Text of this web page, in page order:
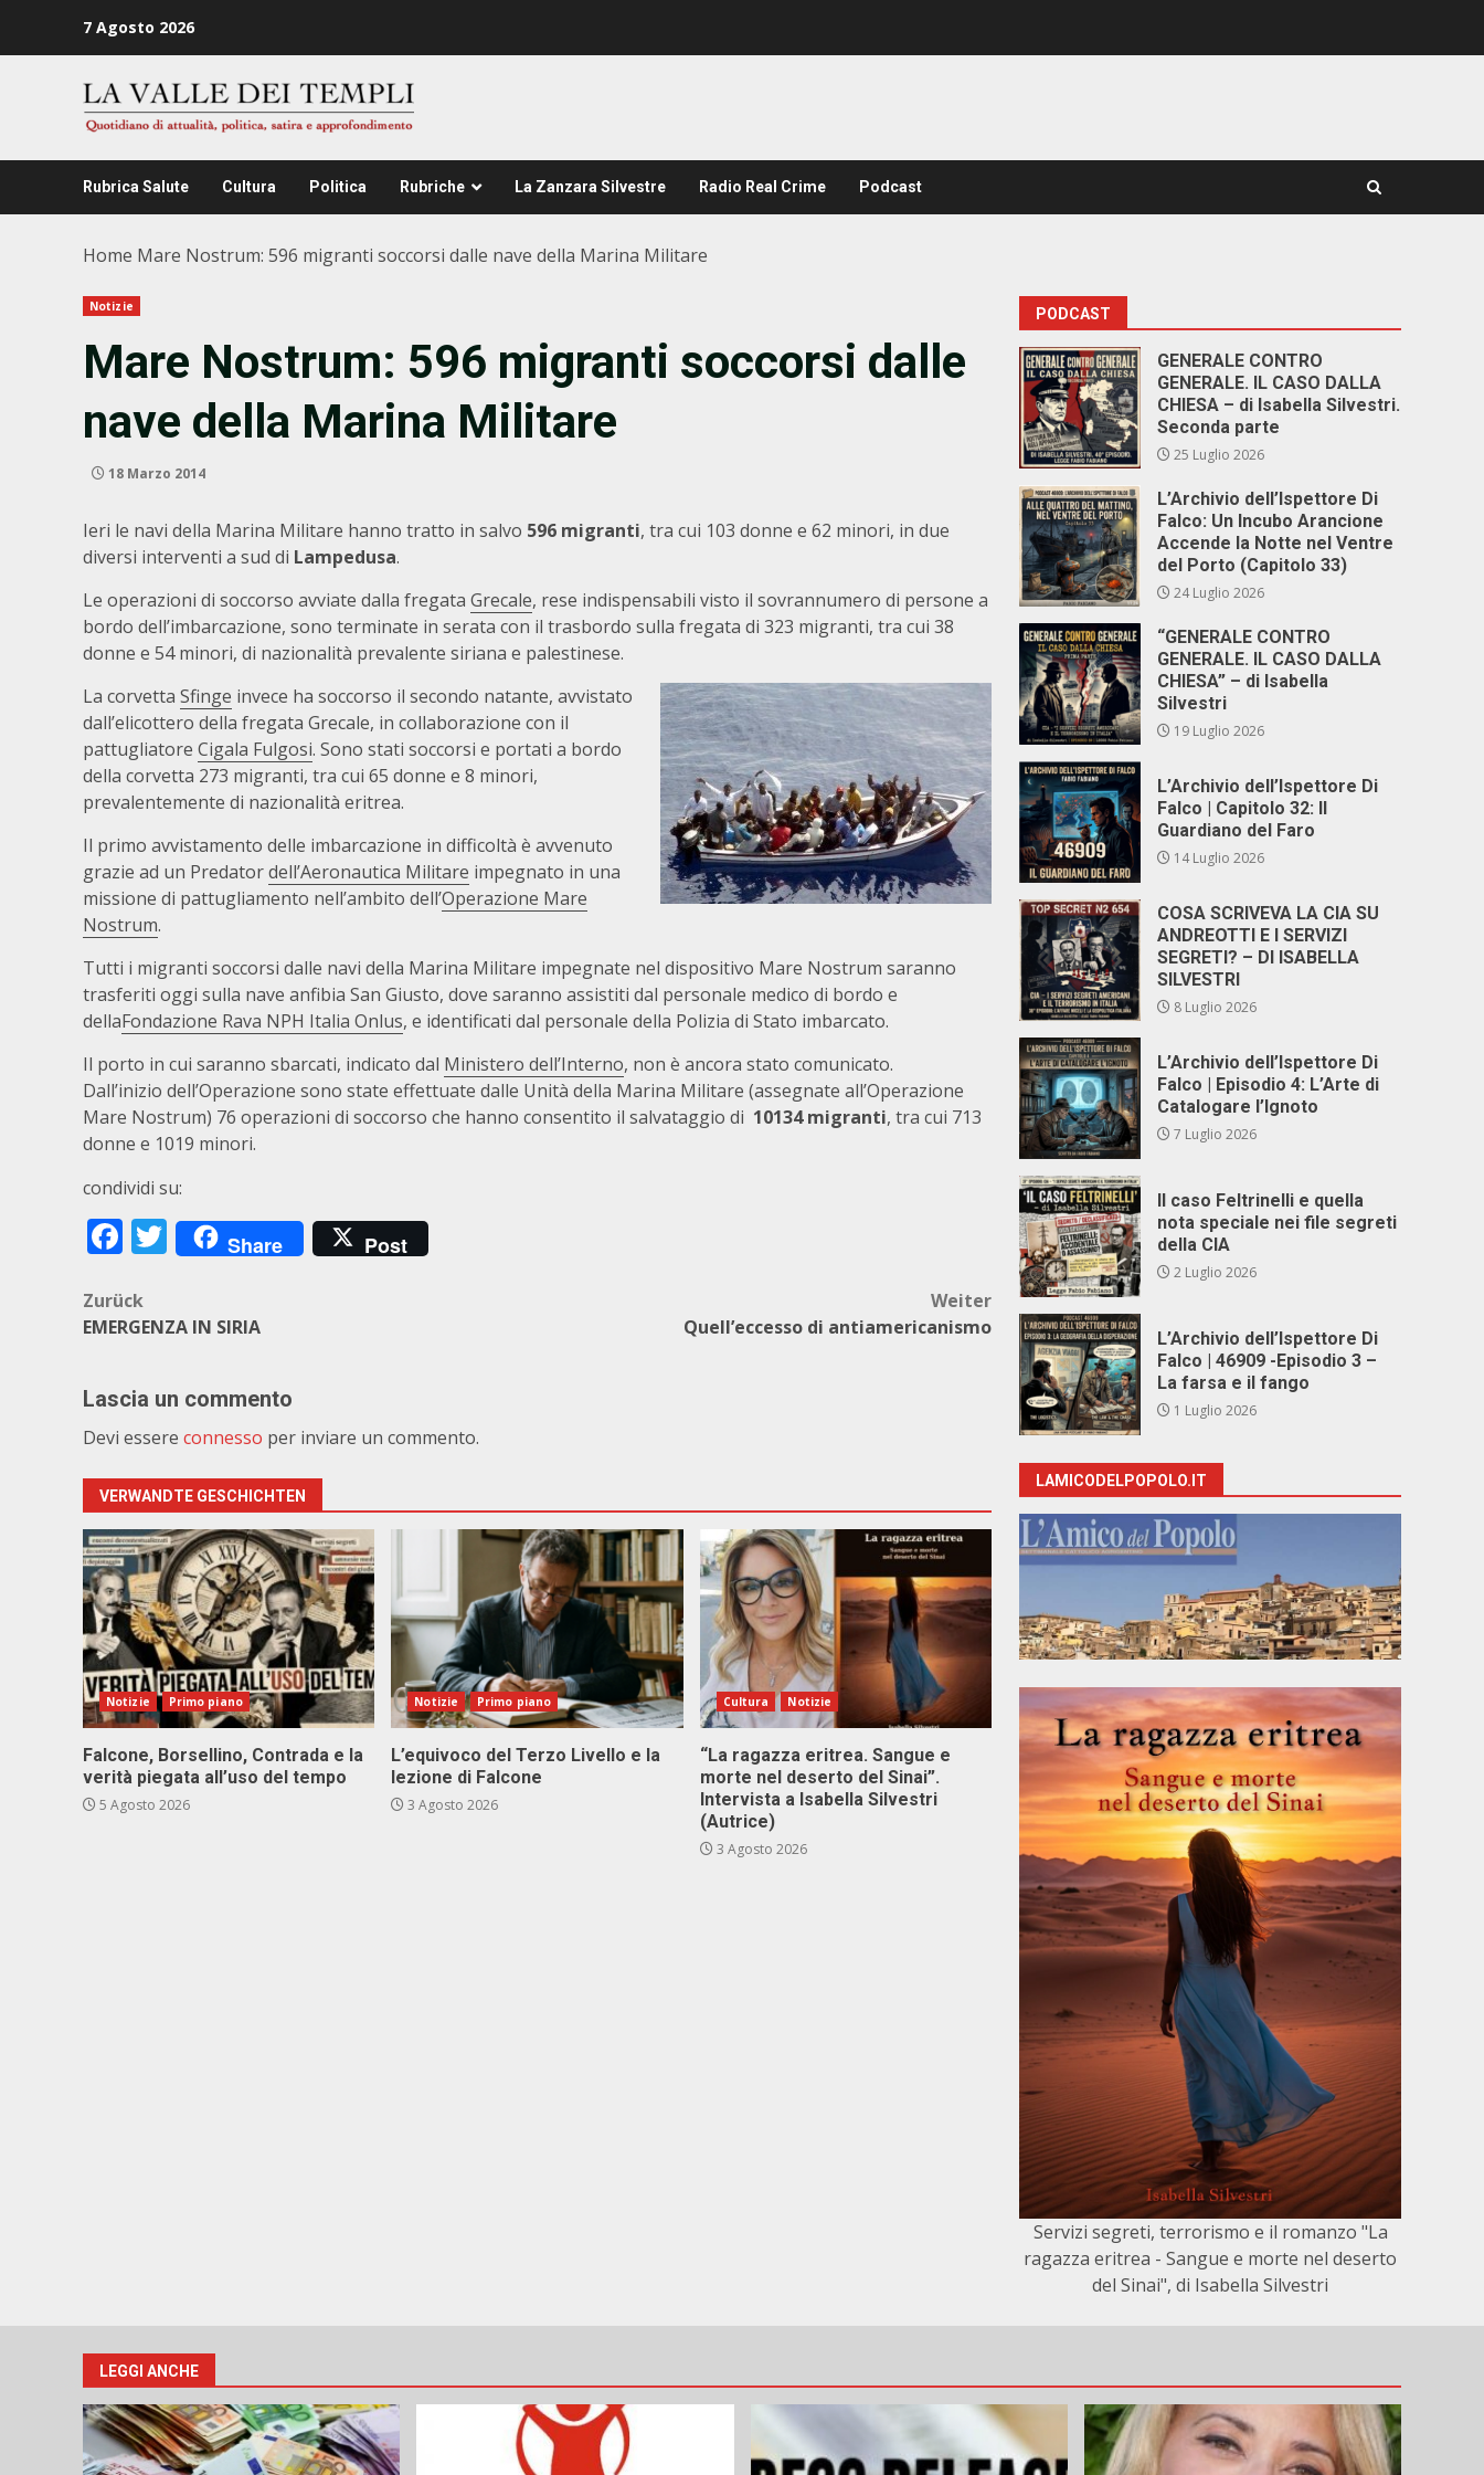
7 Agosto 2026
Rubrica Salute Cultura Politica Rubriche La Zanzara Silvestre Radio Real Crime Podcast
Home Mare Nostrum: 596 migranti soccorsi dalle nave della Marina Militare
Notizie
Mare Nostrum: 596 migranti soccorsi dalle
nave della Marina Militare
18 Marzo 2014
Ieri le navi della Marina Militare hanno tratto in salvo 596 migranti, tra cui 103 donne e 62 minori, in due
diversi interventi a sud di Lampedusa.
Le operazioni di soccorso avviate dalla fregata Grecale, rese indispensabili visto il sovrannumero di persone a
bordo dell’imbarcazione, sono terminate in serata con il trasbordo sulla fregata di 323 migranti, tra cui 38
donne e 54 minori, di nazionalità prevalente siriana e palestinese.
La corvetta Sfinge invece ha soccorso il secondo natante, avvistato
dall’elicottero della fregata Grecale, in collaborazione con il
pattugliatore Cigala Fulgosi. Sono stati soccorsi e portati a bordo
della corvetta 273 migranti, tra cui 65 donne e 8 minori,
prevalentemente di nazionalità eritrea.
Il primo avvistamento delle imbarcazione in difficoltà è avvenuto
grazie ad un Predatordell’Aeronautica Militare impegnato in una
missione di pattugliamento nell’ambito dell’Operazione Mare
Nostrum.
Tutti i migranti soccorsi dalle navi della Marina Militare impegnate nel dispositivo Mare Nostrum saranno
trasferiti oggi sulla nave anfibia San Giusto, dove saranno assistiti dal personale medico di bordo e
dellaFondazione Rava NPH Italia Onlus, e identificati dal personale della Polizia di Stato imbarcato.
Il porto in cui saranno sbarcati, indicato dal Ministero dell’Interno, non è ancora stato comunicato.
Dall’inizio dell’Operazione sono state effettuate dalle Unità della Marina Militare (assegnate all’Operazione
Mare Nostrum) 76 operazioni di soccorso che hanno consentito il salvataggio di 10134 migranti, tra cui 713
donne e 1019 minori.
condividi su:
Facebook
Twitter
Share Post
Beitragsnavigation
Zurück
EMERGENZA IN SIRIA
Weiter
Quell’eccesso di antiamericanismo
Lascia un commento
Devi essere connesso per inviare un commento.
VERWANDTE GESCHICHTEN
Notizie Primo piano
Falcone, Borsellino, Contrada e la
verità piegata all’uso del tempo
5 Agosto 2026
Notizie Primo piano
L’equivoco del Terzo Livello e la
lezione di Falcone
3 Agosto 2026
Cultura Notizie
“La ragazza eritrea. Sangue e
morte nel deserto del Sinai”.
Intervista a Isabella Silvestri
(Autrice)
3 Agosto 2026
PODCAST
GENERALE CONTRO
GENERALE. IL CASO DALLA
CHIESA – di Isabella Silvestri.
Seconda parte
25 Luglio 2026
L’Archivio dell’Ispettore Di
Falco: Un Incubo Arancione
Accende la Notte nel Ventre
del Porto (Capitolo 33)
24 Luglio 2026
“GENERALE CONTRO
GENERALE. IL CASO DALLA
CHIESA” – di Isabella
Silvestri
19 Luglio 2026
L’Archivio dell’Ispettore Di
Falco | Capitolo 32: Il
Guardiano del Faro
14 Luglio 2026
COSA SCRIVEVA LA CIA SU
ANDREOTTI E I SERVIZI
SEGRETI? – DI ISABELLA
SILVESTRI
8 Luglio 2026
L’Archivio dell’Ispettore Di
Falco | Episodio 4: L’Arte di
Catalogare l’Ignoto
7 Luglio 2026
Il caso Feltrinelli e quella
nota speciale nei file segreti
della CIA
2 Luglio 2026
L’Archivio dell’Ispettore Di
Falco | 46909 -Episodio 3 –
La farsa e il fango
1 Luglio 2026
LAMICODELPOPOLO.IT
Servizi segreti, terrorismo e il romanzo "La
ragazza eritrea - Sangue e morte nel deserto
del Sinai", di Isabella Silvestri
LEGGI ANCHE